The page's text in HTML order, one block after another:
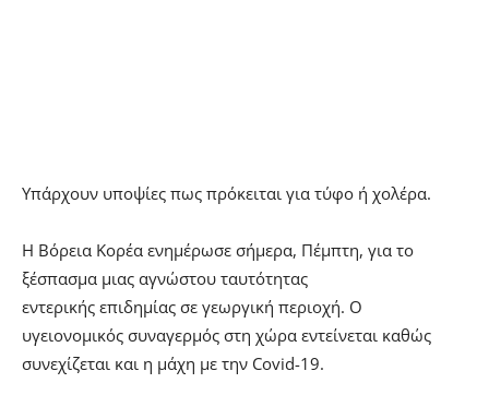
Υπάρχουν υποψίες πως πρόκειται για τύφο ή χολέρα.
Η Βόρεια Κορέα ενημέρωσε σήμερα, Πέμπτη, για το
ξέσπασμα μιας αγνώστου ταυτότητας
εντερικής επιδημίας σε γεωργική περιοχή. Ο
υγειονομικός συναγερμός στη χώρα εντείνεται καθώς
συνεχίζεται και η μάχη με την Covid-19.